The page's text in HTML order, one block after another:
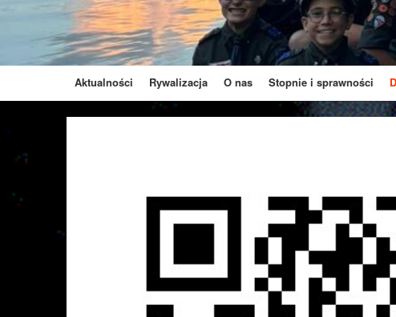
Aktualności Rywalizacja O nas Stopnie i sprawności